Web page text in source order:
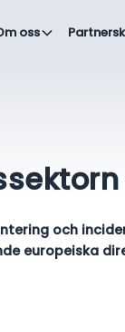
oss
och
europeiska